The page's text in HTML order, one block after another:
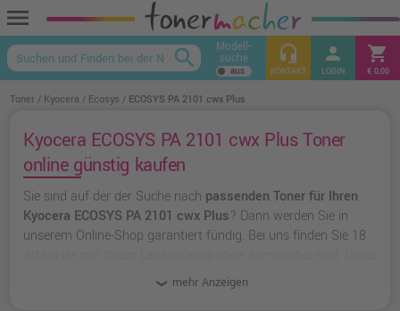
menu
keyboard_arrow_up
search Modell-
suche headset_mic
KONTAKT
person
LOGIN
shopping_cart
€ 0,00
Toner Kyocera Ecosys ECOSYS PA 2101 cwx Plus
Kyocera ECOSYS PA 2101 cwx Plus Toner
online günstig kaufen
Sie sind auf der der Suche nach passenden Toner für Ihren
Kyocera ECOSYS PA 2101 cwx Plus? Dann werden Sie in
unserem Online-Shop garantiert fündig. Bei uns finden Sie 18
originalen Toner von Kyocera
greifen.
mehr Anzeigen